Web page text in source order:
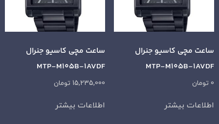
ساعت مچی کاسیو جنرال
MTP-M105B-1AVDF
0 تومان
اطلاعات بیشتر
ساعت مچی کاسیو جنرال
MTP-M105B-1AVDF
15,235,000 تومان
اطلاعات بیشتر